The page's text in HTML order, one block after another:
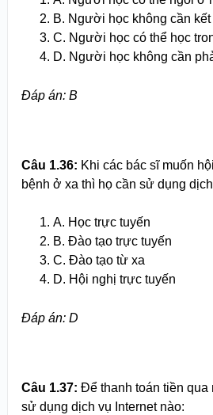
B. Người học không cần
C. Người học có thể học
D. Người học không cần
Đáp án: B
Câu 1.36: Khi các bác sĩ muốn
bệnh ở xa thì họ cần sử dụng
A. Học trực tuyến
B. Đào tạo trực tuyến
C. Đào tạo từ xa
D. Hội nghị trực tuyến
Đáp án: D
Câu 1.37: Để thanh toán tiền
sử dụng dịch vụ Internet nào: